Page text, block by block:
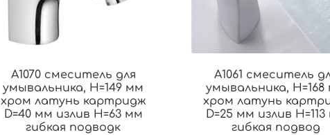
A1070 смеситель для
умывальника, H=149 мм
хром латунь картридж
D=40 мм излив H=63 мм
гибкая подводк
A1061 смеситель
умывальника, H=168
хром латунь
D=25 мм излив
гибкая подвод